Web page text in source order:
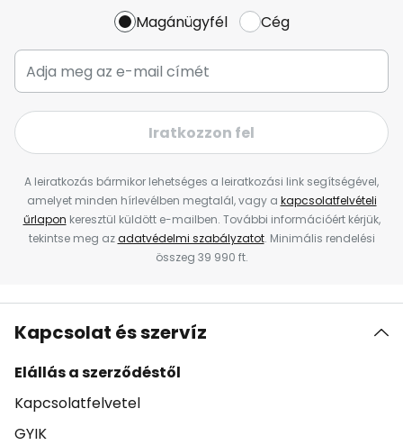
Magánügyfél Cég
Iratkozzon fel
A leiratkozás bármikor lehetséges a leiratkozási link segítségével,
amelyet minden hírlevélben megtalál, vagy a kapcsolatfelvételi
űrlapon keresztül küldött e-mailben. További információért kérjük,
tekintse meg azadatvédelmi szabályzatot. Minimális rendelési
összeg 39 990 ft.
Kapcsolat és szervíz
Elállás a szerződéstől
Kapcsolatfelvetel
GYIK